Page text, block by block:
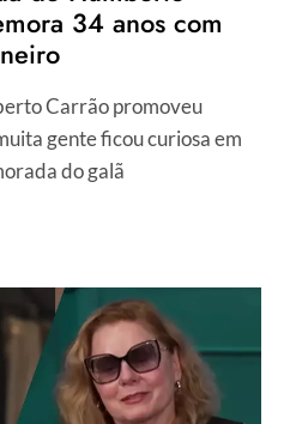
34 anos com
Carrão promoveu
gente ficou curiosa em
do galã